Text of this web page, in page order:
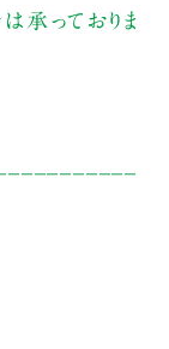
承っておりま